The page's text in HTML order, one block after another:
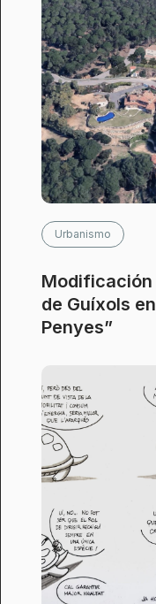
Urbanismo
Modificación
de Guíxols
Penyes”